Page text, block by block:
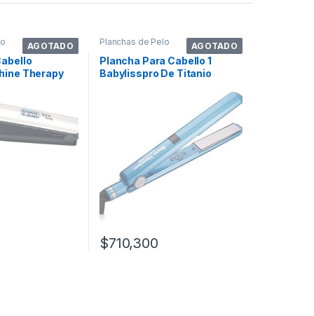
AGOTADO
Therapy
AGOTADO
Planchas de Pelo
Plancha Para Cabello 1
Babylisspro De Titanio
$710,300